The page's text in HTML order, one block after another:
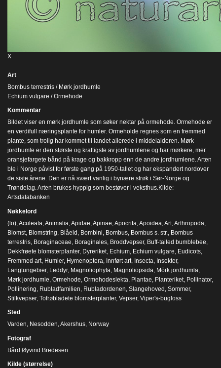
X
Art
Bombus terrestris / Mørk jordhumle
Echium vulgare / Ormehode
Kommentar
Bildet viser en mørk jordhumle som søker nektar på ormehode. Ormehode er
en verdifull næringsplante for humler. Ormeholde regnes som en fremmed
plante, som trolig har kommet til landet allerede i middelalderen. Mørk
jordhumle er den største og kraftigste av jordhumlene og har mørkere, mer
oransjefargete bånd på krage og bakkropp enn de andre jordhumlene. Arten
ble i Norge påvist for første gang på 1950-tallet og har ekspandert nordover
de siste årene. Den er nå svært vanlig i bynære strøk i Sør-Norge og
Trøndelag. Arten brukes hyppig som bestøver i veksthus.Kilde:
Artsdatabanken
Nøkkelord
(lo) Aculeata Animalia Apidae Apinae Apocrita Apoidea Art Arthropoda
Blomst Blomstring Blåeld Bombini Bombus Bombus s. str.
Bombus
terrestris Boraginaceae Boraginales Broddvepser, Buff-tailed bumblebee
Dekkfrøete blomsterplanter, Dyreriket Echium Echium vulgare Eudicots
Fremmed art Humler, Hymenoptera Innført art Insecta Insekter,
Langtungebier, Leddyr, Magnoliophyta Magnoliopsida Mörk jordhumla
Mørk jordhumle Ormehode Ormehodeslekta Plantae Planteriket Pollinator,
Pollinering Rubladfamilien Rubladordenen Slangehoved Sommer,
Stilkvepser, Tofrøbladete blomsterplanter, Vepser, Viper's-bugloss
Sted
Varden, Nesodden, Akershus, Norway
Fotograf
Bård Øyvind Bredesen
Kilde (størrelse)